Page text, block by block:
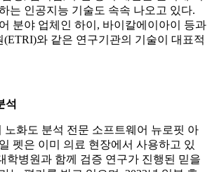
는 인공지능 기술도 속속 나오고 있다.
분야 업체인 하이, 바이칼에이아이 등과
와 같은 연구기관의 기술이 대표적
석
노화도 분석 전문 소프트웨어 뉴로핏 아
펫은 이미 의료 현장에서 사용하고 있
학병원과 함께 검증 연구가 진행된 믿을